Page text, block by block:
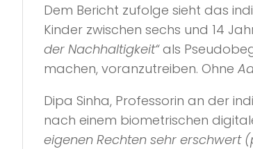
Dem Bericht zufolge sieht das
Kinder zwischen sechs und 14
der Nachhaltigkeit“als
machen, voranzutreiben. Ohne
Dipa Sinha, Professorin an der
nach einem biometrischen
eigenen Rechten sehr erschwert